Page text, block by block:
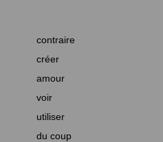
contraire
créer
amour
voir
utiliser
du coup